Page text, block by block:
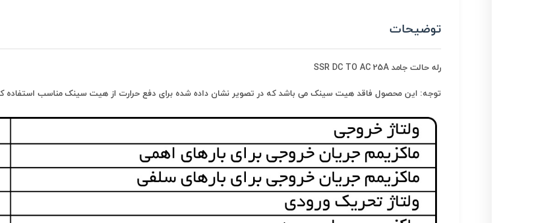
توضیحات
رله حالت جامد SSR DC TO AC 25A
توجه: این محصول فاقد هیت سینک می باشد که در تصویر نشان داده شده برای دفع حرارت از هیت سینک مناسب استفاده